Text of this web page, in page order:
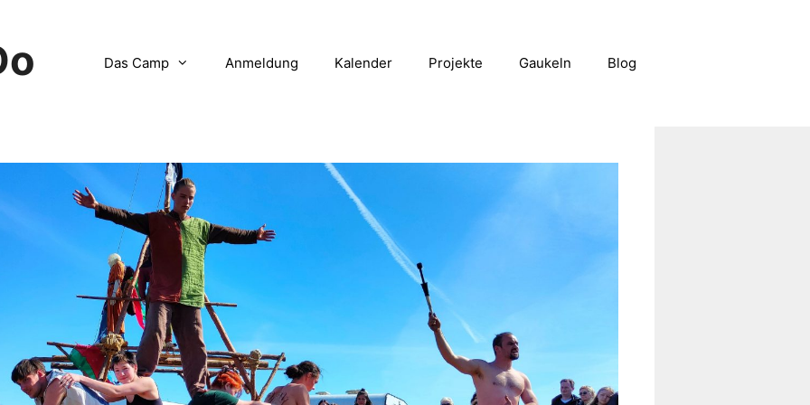
Das Camp Anmeldung Kalender Projekte Gaukeln Blog